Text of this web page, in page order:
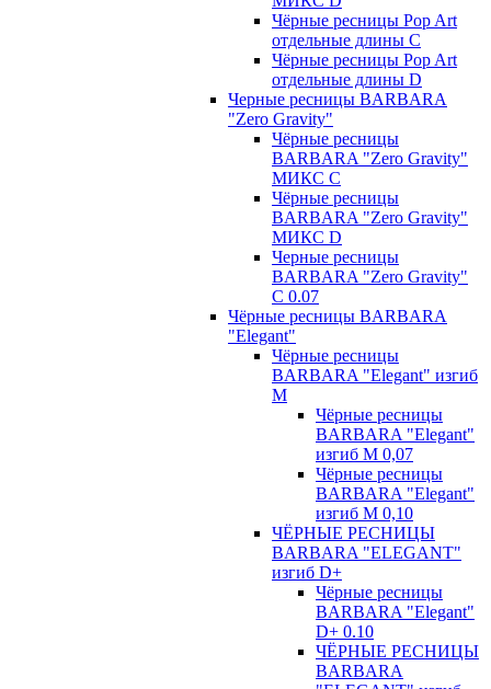
Чёрные ресницы Pop Art
отдельные длины С
Чёрные ресницы Pop Art
отдельные длины D
Черные ресницы BARBARA
"Zero Gravity"
Чёрные ресницы
BARBARA "Zero Gravity"
МИКС C
Чёрные ресницы
BARBARA "Zero Gravity"
МИКС D
Черные ресницы
BARBARA "Zero Gravity"
С 0.07
Чёрные ресницы BARBARA
"Elegant"
Чёрные ресницы
BARBARA "Elegant" изгиб
М
Чёрные ресницы
BARBARA "Elegant"
изгиб М 0,07
Чёрные ресницы
BARBARA "Elegant"
изгиб М 0,10
ЧЁРНЫЕ РЕСНИЦЫ
BARBARA "ELEGANT"
изгиб D+
Чёрные ресницы
BARBARA "Elegant"
D+ 0.10
ЧЁРНЫЕ РЕСНИЦЫ
BARBARA